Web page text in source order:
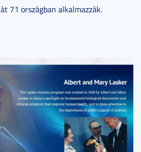
71 országban alkalmazzák.